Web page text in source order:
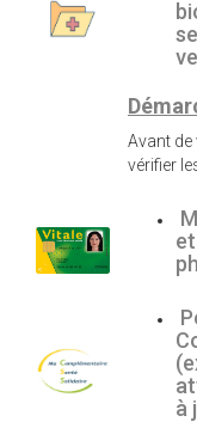
Avant de
vérifier
à